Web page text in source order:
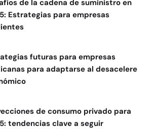
de la cadena de suministro en
Estrategias para empresas
futuras para empresas
para adaptarse al desacelere
de consumo privado para
tendencias clave a seguir